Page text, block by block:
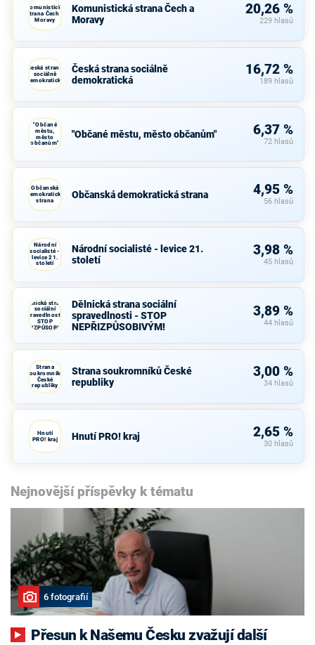
Komunistická
strana Čech a
Moravy
Komunistická strana Čech a
Moravy
20,26 %
229 hlasů
Česká strana
sociálně
demokratická
Česká strana sociálně
demokratická
16,72 %
189 hlasů
"Občané
městu,
město
občanům"
"Občané městu, město občanům" 6,37 %
72 hlasů
Občanská
demokratická
strana
Občanská demokratická strana 4,95 %
56 hlasů
Národní
socialisté -
levice 21.
století
Národní socialisté - levice 21.
století
3,98 %
45 hlasů
Dělnická strana
sociální
spravedlnosti -
STOP
NEPŘIZPŮSOBIVÝM!
Dělnická strana sociální
spravedlnosti - STOP
NEPŘIZPŮSOBIVÝM!
3,89 %
44 hlasů
Strana
soukromníků
České
republiky
Strana soukromníků České
republiky
3,00 %
34 hlasů
Hnutí
PRO! kraj
Hnutí PRO! kraj 2,65 %
30 hlasů
Nejnovější příspěvky k tématu
6 fotografií